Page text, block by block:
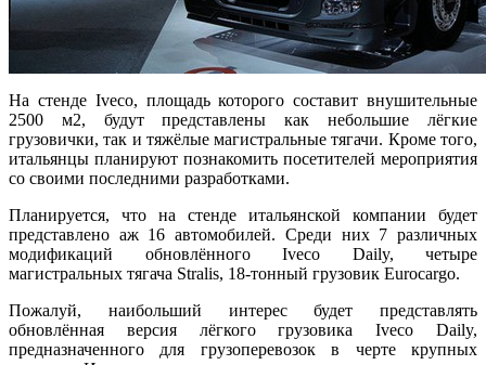
На стенде Iveco, площадь которого составит внушительные
2500 м2, будут представлены как небольшие лёгкие
грузовички, так и тяжёлые магистральные тягачи. Кроме того,
итальянцы планируют познакомить посетителей мероприятия
со своими последними разработками.
Планируется, что на стенде итальянской компании будет
представлено аж 16 автомобилей. Среди них 7 различных
модификаций обновлённого Iveco Daily, четыре
магистральных тягача Stralis, 18-тонный грузовик Eurocargo.
Пожалуй, наибольший интерес будет представлять
обновлённая версия лёгкого грузовика Iveco Daily,
предназначенного для грузоперевозок в черте крупных